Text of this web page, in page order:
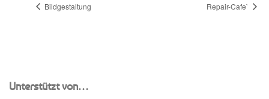
Bildgestaltung Repair-Cafe`
Unterstützt von…